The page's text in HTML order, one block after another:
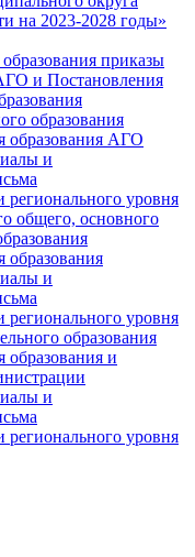
на 2023-2028 годы»
приказы
и Постановления
образования
образования АГО
и
уровня
общего, основного
и
уровня
образования
и
и
уровня